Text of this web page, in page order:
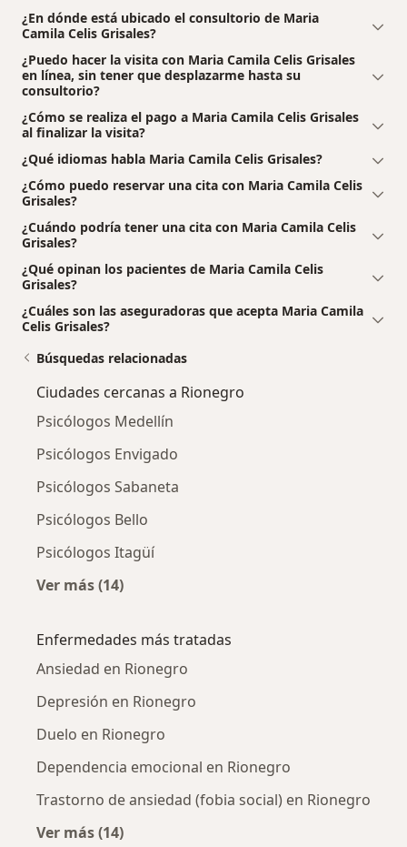
¿En dónde está ubicado el consultorio de Maria
Camila Celis Grisales?
¿Puedo hacer la visita con Maria Camila Celis Grisales
en línea, sin tener que desplazarme hasta su
consultorio?
¿Cómo se realiza el pago a Maria Camila Celis Grisales
al finalizar la visita?
¿Qué idiomas habla Maria Camila Celis Grisales?
¿Cómo puedo reservar una cita con Maria Camila Celis
Grisales?
¿Cuándo podría tener una cita con Maria Camila Celis
Grisales?
¿Qué opinan los pacientes de Maria Camila Celis
Grisales?
¿Cuáles son las aseguradoras que acepta Maria Camila
Celis Grisales?
Búsquedas relacionadas
Ciudades cercanas a Rionegro
Psicólogos Medellín
Psicólogos Envigado
Psicólogos Sabaneta
Psicólogos Bello
Psicólogos Itagüí
Ver más (14)
Enfermedades más tratadas
Ansiedad en Rionegro
Depresión en Rionegro
Duelo en Rionegro
Dependencia emocional en Rionegro
Trastorno de ansiedad (fobia social) en Rionegro
Ver más (14)